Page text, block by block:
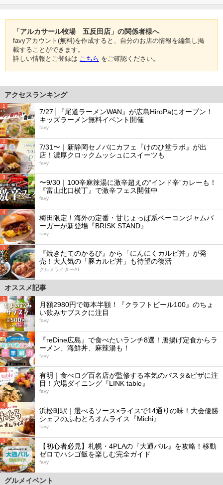
「アルカサール牧場 五反田店」の関係者様へ
favyアカウント(無料)を作成すると、自分のお店の情報を編集し掲
載することができます。
詳しい情報とご登録は こちら をご確認ください。
アクセスランキング
1
7/27│『尾道ラーメンWAN』が広島HiroPaにオープン！
キッズラーメン無料イベント開催
favy
2
7/31〜｜新静岡セノバにカフェ『けのひ堂ラボ』が出
店！濃厚クロックムッシュにスイーツも
favy
3
〜9/30｜100辛麻辣湯に激辛超えの“インド辛”カレーも！
『富山北口横丁』で激辛フェス開催中
favy
4
梅田限定！海外の定番・甘じょっぱ系ベーコンジャムバ
ーガーが新登場『BRISK STAND』
favy
5
『焼きたてのかるび』から「にんにくカルビ丼」が発
売！大人気の「豚カルビ丼」も待望の復活
グルメライターAI
オススメ記事
1
月額2980円で毎本半額！『クラフトビール100』のちょ
い飲みサブスクに注目
favy
2
『reDine広島』で食べたいランチ8選！唐揚げ定食からラ
ーメン、海鮮丼、麻辣湯も！
favy
3
有明｜食べログ百名店が監修する本気のパスタ&ピザに注
目！穴場ダイニング『LINK table』
favy
4
浜松町駅｜選べるソース×ライスで14通りの味！大会優勝
シェフのふわとろオムライス『Michi』
favy
5
【初心者必見】札幌・4PLAの『大通バル』を攻略！移動
ゼロでハシゴ飯を楽しむ完全ガイド
favy
グルメイベント